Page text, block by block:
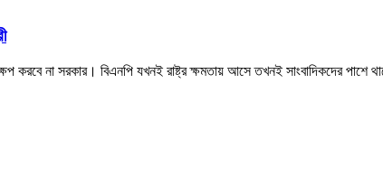
করবে না সরকার। বিএনপি যখনই রাষ্ট্র ক্ষমতায় আসে তখনই সাংবাদিকদের পাশে